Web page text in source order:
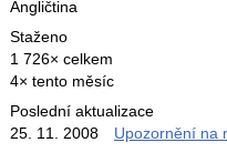
Angličtina
Staženo
1 726× celkem
4× tento měsíc
Poslední aktualizace
25. 11. 2008
Upozornění na